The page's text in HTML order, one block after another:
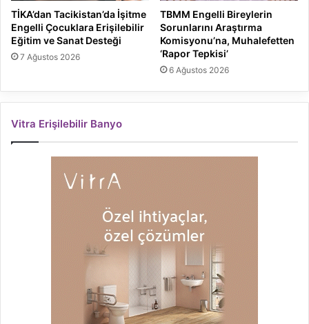
TİKA’dan Tacikistan’da İşitme
Engelli Çocuklara Erişilebilir
Eğitim ve Sanat Desteği
7 Ağustos 2026
TBMM Engelli Bireylerin
Sorunlarını Araştırma
Komisyonu’na, Muhalefetten
‘Rapor Tepkisi’
6 Ağustos 2026
Vitra Erişilebilir Banyo